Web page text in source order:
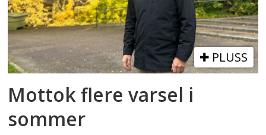
PLUSS
Mottok flere varsel i
sommer